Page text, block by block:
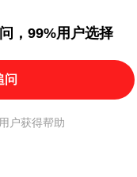
，99%用户选择
问
户获得帮助